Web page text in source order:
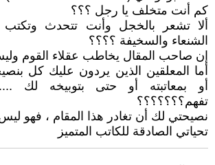
كم أنت متخلف يا رجل ؟؟؟
ألا تشعر بالخجل وأنت تتحدث وتكتب
الشنعاء والسخيفة ؟؟؟؟
إن صاحب المقال يخاطب عقلاء القوم
أما المعلقين الذين يردون عليك كل
أو بمعاتبته أو حتى بتوبيخه لك
تفهم؟؟؟؟؟؟؟
نصيحتي لك أن تغادر هذا المقام ، فهو ليس
تحياتي الصادقة للكاتب المتميز